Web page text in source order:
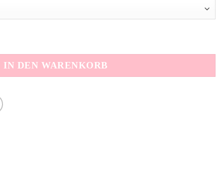
IN DEN WARENKORB